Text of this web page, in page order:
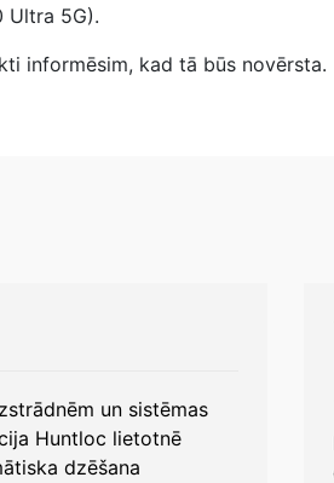
Ultra 5G).
informēsim, kad tā būs novērsta.
un sistēmas
Huntloc lietotnē
dzēšana